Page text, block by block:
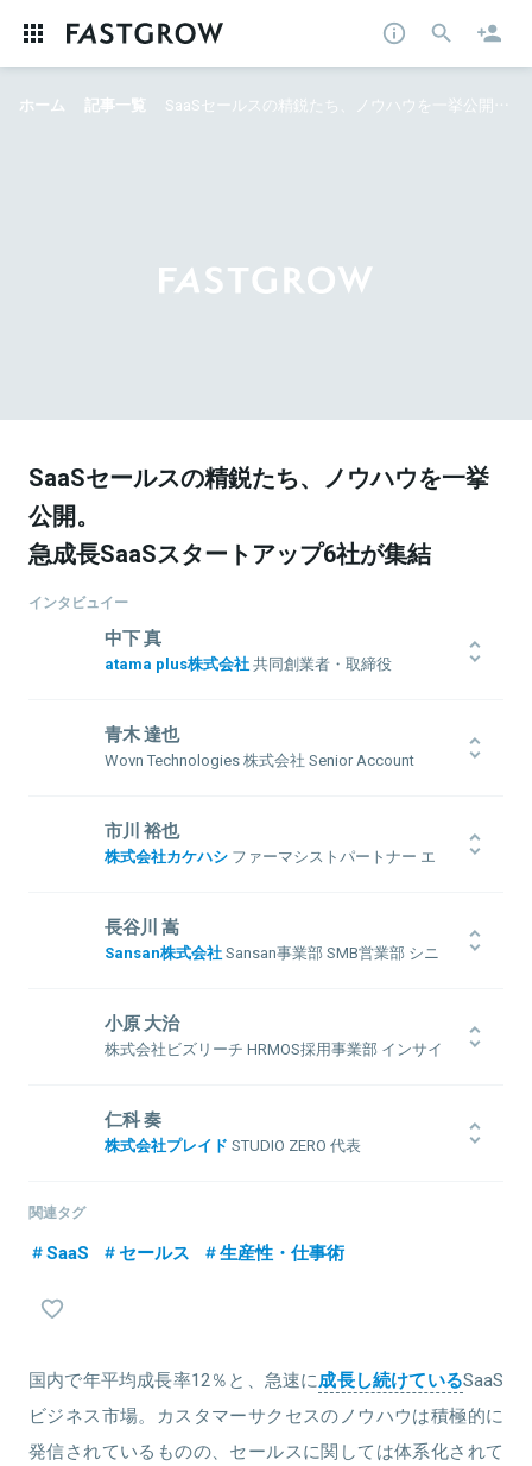
ホーム 記事一覧 SaaSセールスの精鋭たち、ノウハウを一挙公開。 急成長SaaSスタートアップ6社が集結
SaaSセールスの精鋭たち、ノウハウを一挙
公開。
急成長SaaSスタートアップ6社が集結
インタビュイー
中下 真
atama plus株式会社共同創業者・取締役
画、リクルートHD社長秘書、リクルート中国社長などを歴任。
2017年大学の同級生3人でatama plusを創業。
関連情報をみる
青木 達也
Wovn Technologies 株式会社 Senior Account
複数のシステムインテグレータ（放送システム開発など）を経て2006
年アピリッツ（旧KBMJ）に入社。ITコンサルティング部長、コマー
スソリューション事業部長を経て2013年に同社執行役員に就任。EC
トフォームを企画開発を行なう。2019年よりWovn Technologies株
式会社に入社。「世界中の人が、全てのデータに、母国語でアクセス
市川 裕也
株式会社カケハシ ファーマシストパートナー エ
1982年生まれ 静岡県出身。これまで証券会社、株式会社リクルート
（現：株式会社リクルートキャリア）、株式会社インテリジェンス
（現：パーソルキャリア株式会社）の新規事業部を経験。その後、法
共感し、参画。
関連情報をみる
長谷川 嵩
Sansan株式会社Sansan事業部 SMB営業部 シニ
2012年、新卒でヤマハ株式会社へ入社。
「20代は仕事に全ての熱量をぶつけたい！」という想いから、ベンチ
ャー企業への転職を決意。
インサイドセールス部門での業務を経て営業部に配属。
現在は最年少マネジャーとして、スモールビジネスマーケットでの
小原 大治
株式会社ビズリーチ HRMOS採用事業部 インサイ
2012年明治学院大学卒業後、創業期のITスタートアップへ参画。
経営者向けのセールスやWebコンサルティングに従事した後、
人事部門に異動し人材開発や採用責任者等を歴任。
ルドセールスを担当し、
個人では新人賞と三度の最優秀賞、率いたチームでは六度の最優秀
チーム賞を獲得。
務める。
関連情報をみる
仁科 奏
株式会社プレイド STUDIO ZERO 代表
従事。当社のSaaS事業の営業活動全般をリードし、上場に貢献。そ
幅改善を実現。当社復帰後にSTUDIO ZEROを立ち上げ、現在管掌
兼務。人的資本開示の国際規格「ISO30414リードコンサルタント」。
早稲田大学大学院経営管理研究科修了(MBA)。
関連タグ
SaaS セールス 生産性・仕事術
国内で年平均成長率12％と、急速に成長し続けているSaaS
ビジネス市場。カスタマーサクセスのノウハウは積極的に
発信されているものの、セールスに関しては体系化されて